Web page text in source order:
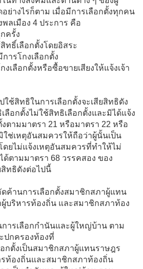
ย่างไรก็ตาม เมื่อมีการเลือกตั้งทุกคน
ลเมือง 4 ประการ คือ
ครั้ง
ทธิ์เลือกตั้งโดยอิสระ
ารโกงเลือกตั้ง
งเลือกตั้งหรือซื้อขายเสียงให้แจ้งเจ้า
ช้สิทธิในการเลือกตั้งจะเสียสิทธิดัง
ลือกตั้งไม่ใช้สิทธิเลือกตั้งและมิได้แจ้ง
ตามมาตรา 21 หรือมาตรา 22 หรือ
ใช่เหตุอันสมควรให้ถือว่าผู้นั้นเป็น
ดยไม่แจ้งเหตุอันสมควรที่ทำให้ไม่
ด้ตามมาตรา 68 วรรคสอง ของ
ทธิดังต่อไปนี้
ค้านการเลือกตั้งสมาชิกสภาผู้แทน
บริหารท้องถิ่น และสมาชิกสภาท้อง
ารเลือกกำนันและผู้ใหญ่บ้าน ตาม
ปกครองท้องที่
กตั้งเป็นสมาชิกสภาผู้แทนราษฎร
ท้องถิ่นและสมาชิกสภาท้องถิ่น